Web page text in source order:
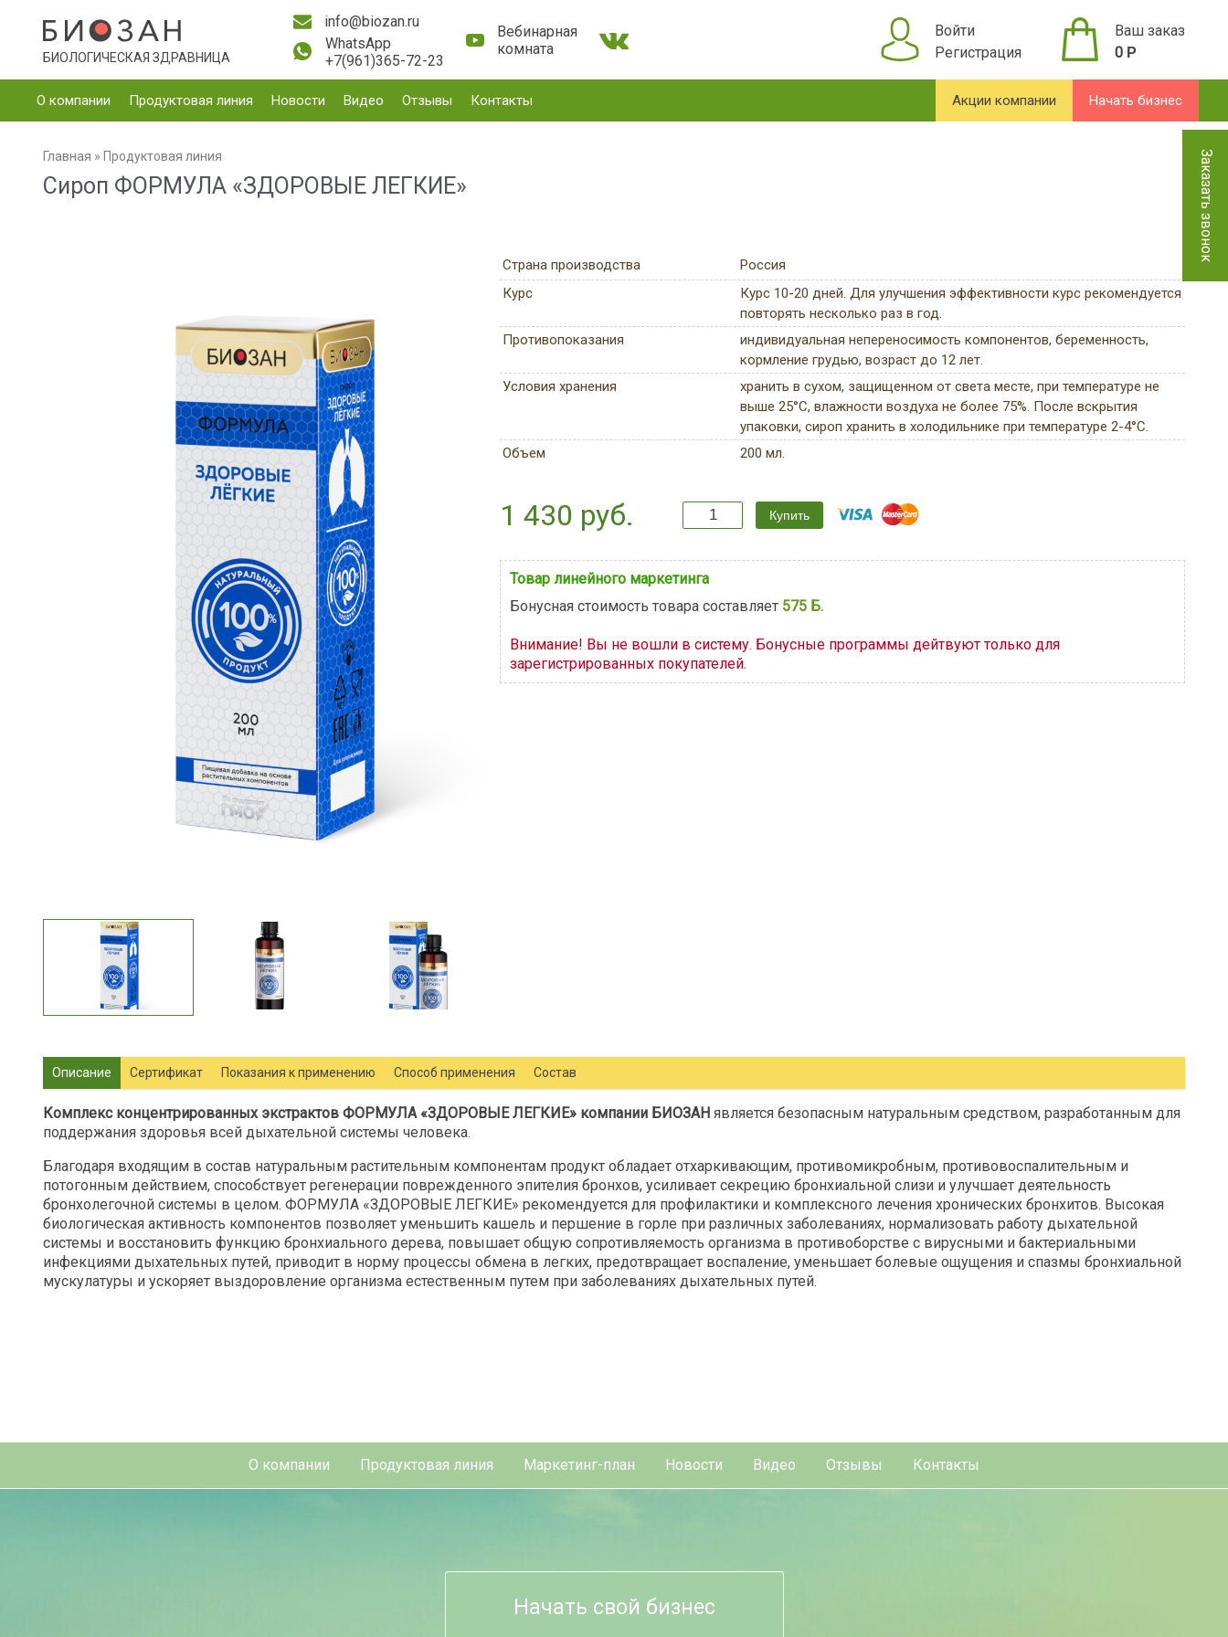
БИОЛОГИЧЕСКАЯ ЗДРАВНИЦА
info@biozan.ru
WhatsApp
+7(961)365-72-23
Вебинарная
комната
Ваш заказ
0 Р
Войти
Регистрация
О компании Продуктовая линия Новости Видео Отзывы Контакты Начать бизнес
Акции компании
Заказать звонок
Главная » Продуктовая линия
Сироп ФОРМУЛА «ЗДОРОВЫЕ ЛЕГКИЕ»
Страна производства
Россия
Курс
Курс 10-20 дней. Для улучшения эффективности курс рекомендуется
повторять несколько раз в год.
Противопоказания
индивидуальная непереносимость компонентов, беременность,
кормление грудью, возраст до 12 лет.
Условия хранения
хранить в сухом, защищенном от света месте, при температуре не
выше 25°C, влажности воздуха не более 75%. После вскрытия
упаковки, сироп хранить в холодильнике при температуре 2-4°С.
Объем
200 мл.
1 430 руб.
Товар линейного маркетинга
Бонусная стоимость товара составляет 575 Б.
Внимание! Вы не вошли в систему. Бонусные программы дейтвуют только для
зарегистрированных покупателей.
Описание Сертификат Показания к применению Способ применения Состав
Комплекс концентрированных экстрактов ФОРМУЛА «ЗДОРОВЫЕ ЛЕГКИЕ» компании БИОЗАН является безопасным натуральным средством, разработанным для
поддержания здоровья всей дыхательной системы человека.
Благодаря входящим в состав натуральным растительным компонентам продукт обладает отхаркивающим, противомикробным, противовоспалительным и
потогонным действием, способствует регенерации поврежденного эпителия бронхов, усиливает секрецию бронхиальной слизи и улучшает деятельность
бронхолегочной системы в целом. ФОРМУЛА «ЗДОРОВЫЕ ЛЕГКИЕ» рекомендуется для профилактики и комплексного лечения хронических бронхитов. Высокая
биологическая активность компонентов позволяет уменьшить кашель и першение в горле при различных заболеваниях, нормализовать работу дыхательной
системы и восстановить функцию бронхиального дерева, повышает общую сопротивляемость организма в противоборстве с вирусными и бактериальными
инфекциями дыхательных путей, приводит в норму процессы обмена в легких, предотвращает воспаление, уменьшает болевые ощущения и спазмы бронхиальной
мускулатуры и ускоряет выздоровление организма естественным путем при заболеваниях дыхательных путей.
О компании Продуктовая линия Маркетинг-план Новости Видео Отзывы Контакты
Начать свой бизнес